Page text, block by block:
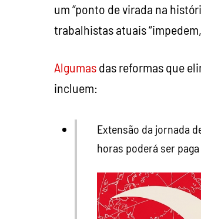
um “ponto de virada na
trabalhistas atuais
Algumasdas reformas que
incluem:
Extensão da jornada
horas poderá ser